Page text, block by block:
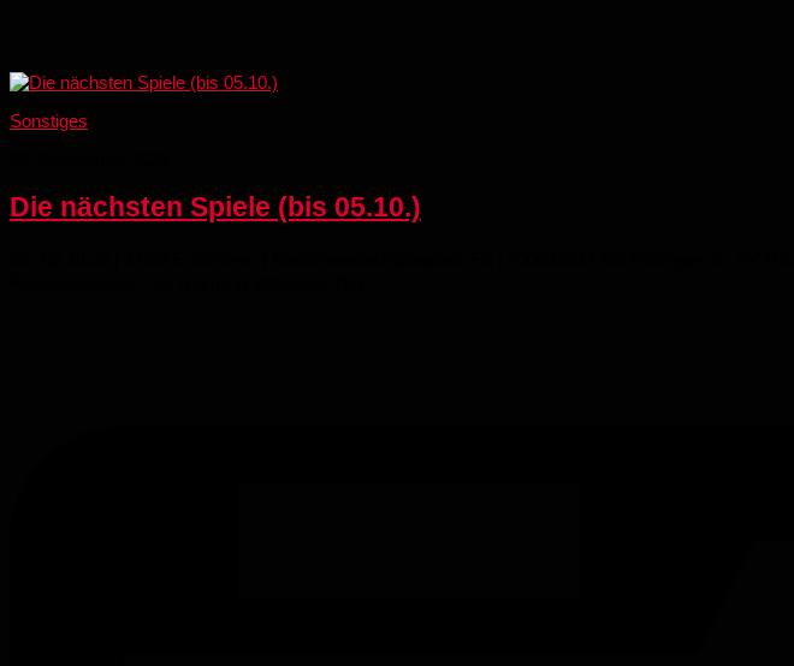
Sonstiges
Die nächsten Spiele (bis 05.10.)